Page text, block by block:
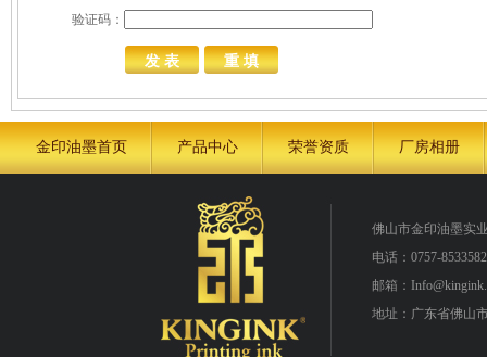
验证码：
金印油墨首页 产品中心 荣誉资质 厂房相册
佛山市金印油墨实
电话：0757-
邮箱：
地址：广东省佛山